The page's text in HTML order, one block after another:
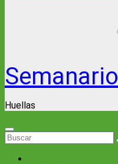
Semanario
Huellas